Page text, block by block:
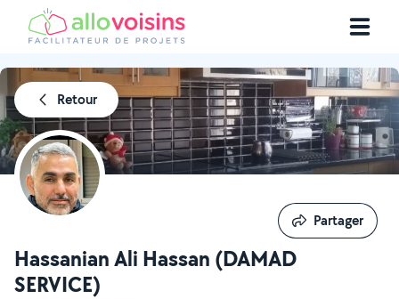
Retour
Hassanian Ali Hassan (DAMAD
SERVICE)
Partager
Partager